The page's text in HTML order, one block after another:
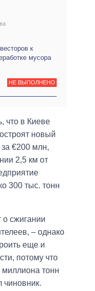
к
мусора
НЕ ВЫПОЛНЕНО
что в Киеве
новый
€200 млн,
2,5 км от
300 тыс. тонн
о сжигании
– однако
еще и
потому что
миллиона тонн
чиновник.